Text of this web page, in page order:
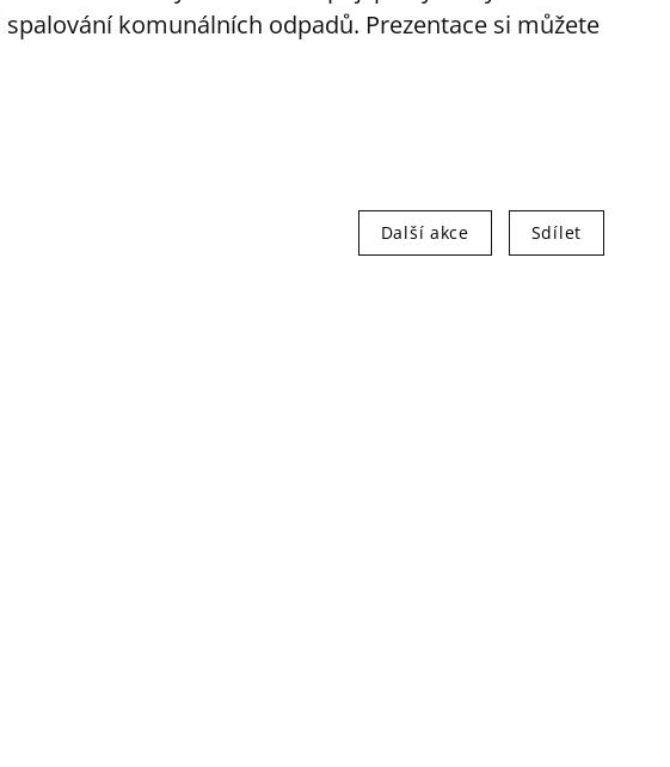
komunálních odpadů. Prezentace si můžete
Další akce Sdílet